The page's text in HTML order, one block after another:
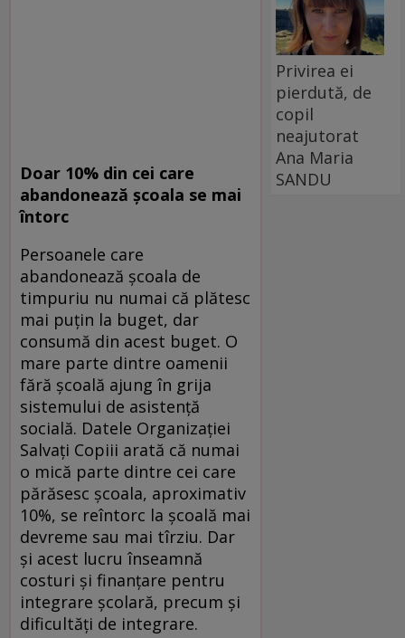
Doar 10% din cei care
abandonează şcoala se mai
întorc
Persoanele care
abandonează şcoala de
timpuriu nu numai că plătesc
mai puţin la buget, dar
consumă din acest buget. O
mare parte dintre oamenii
fără şcoală ajung în grija
sistemului de asistenţă
socială. Datele Organizaţiei
Salvaţi Copiii arată că numai
o mică parte dintre cei care
părăsesc şcoala, aproximativ
10%, se reîntorc la şcoală mai
devreme sau mai tîrziu. Dar
şi acest lucru înseamnă
costuri şi finanţare pentru
integrare şcolară, precum şi
dificultăţi de integrare.
Privirea ei
pierdută, de
copil
neajutorat
Ana Maria
SANDU